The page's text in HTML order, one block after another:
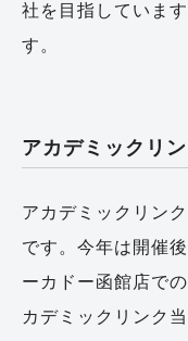
社を目指していま
す。
アカデミックリ
アカデミックリン
です。今年は開催
ーカドー函館店で
カデミックリンク